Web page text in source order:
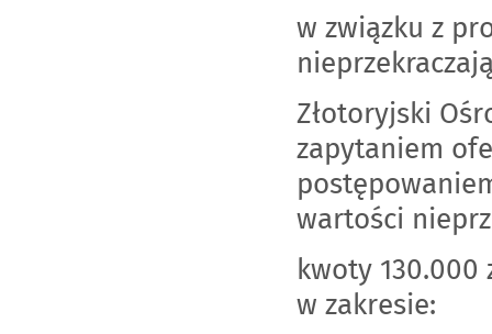
w związku z
Złotoryjski
zapytaniem
wartości
kwoty 130.000
w zakresie: